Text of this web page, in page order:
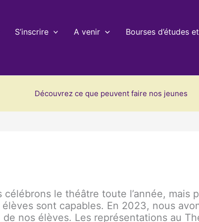
S’inscrire A venir Bourses d’études
Découvrez ce que peuvent faire nos jeunes
célébrons le théâtre toute l’année,
sont capables. En 2023, nous
nos élèves. Les représentations au